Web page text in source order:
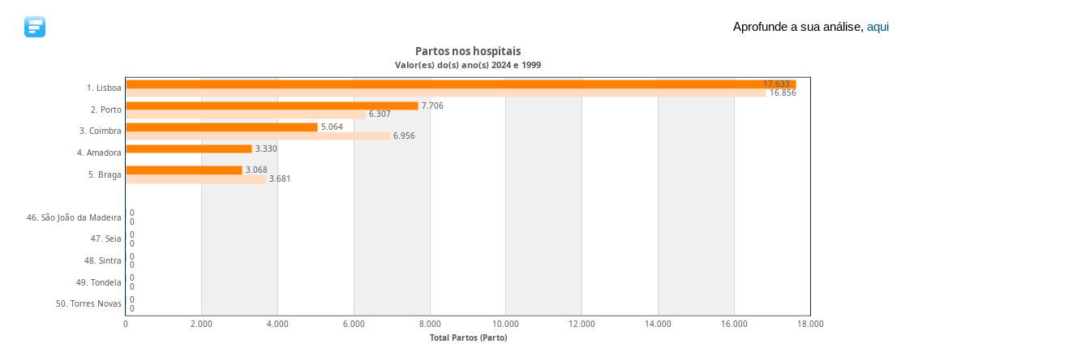
Aprofunde a sua análise, aqui
Total Partos (Parto)
0 2.000 4.000 6.000 8.000 10.000 12.000 14.000 16.000 18.000
1. Lisboa
2. Porto
3. Coimbra
4. Amadora
5. Braga
46. São João da Madeira
47. Seia
48. Sintra
49. Tondela
50. Torres Novas
17.633
7.706
5.064
3.330
3.068
0
0
0
0
0
16.856
6.307
6.956
3.681
0
0
0
0
0
Partos nos hospitais
Valor(es) do(s) ano(s) 2024 e 1999